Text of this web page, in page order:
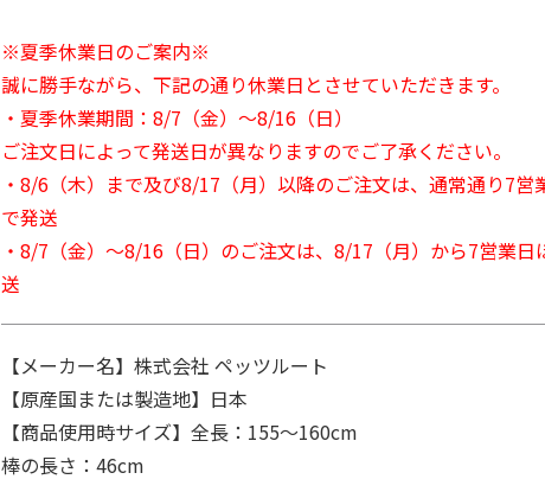
※夏季休業日のご案内※
誠に勝手ながら、下記の通り休業日とさせていただきます。
・夏季休業期間：8/7（金）～8/16（日）
ご注文日によって発送日が異なりますのでご了承ください。
・8/6（木）まで及び8/17（月）以降のご注文は、通常通り7営
で発送
・8/7（金）～8/16（日）のご注文は、8/17（月）から7営業日
送
【メーカー名】株式会社 ペッツルート
【原産国または製造地】日本
【商品使用時サイズ】全長：155～160cm
棒の長さ：46cm